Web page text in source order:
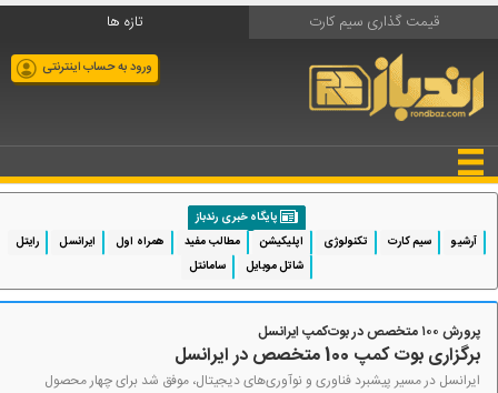
قیمت گذاری سیم کارت تازه ها
ورود به حساب اینترنتی
پایگاه خبری رندباز
آرشیو
سیم کارت تکنولوژی اپلیکیشن مطالب مفید همراه اول ایرانسل
رایتل
شاتل موبایل
سامانتل
پرورش ۱۰۰ متخصص در بوت‌کمپ ایرانسل
برگزاری بوت کمپ 100 متخصص در ایرانسل
ایرانسل در مسیر پیشبرد فناوری و نوآوری‌های دیجیتال، موفق شد برای چهار محصول